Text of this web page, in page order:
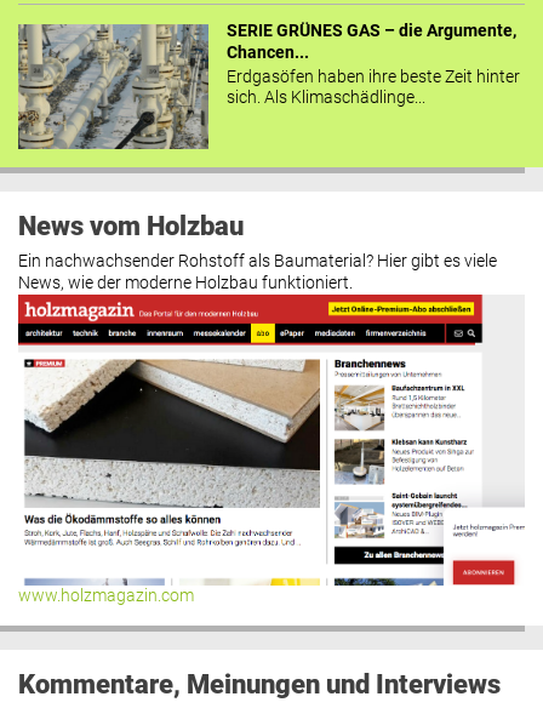
SERIE GRÜNES GAS – die Argumente,
Chancen...
Erdgasöfen haben ihre beste Zeit hinter
sich. Als Klimaschädlinge...
News vom Holzbau
Ein nachwachsender Rohstoff als Baumaterial? Hier gibt es viele
News, wie der moderne Holzbau funktioniert.
www.holzmagazin.com
Kommentare, Meinungen und Interviews